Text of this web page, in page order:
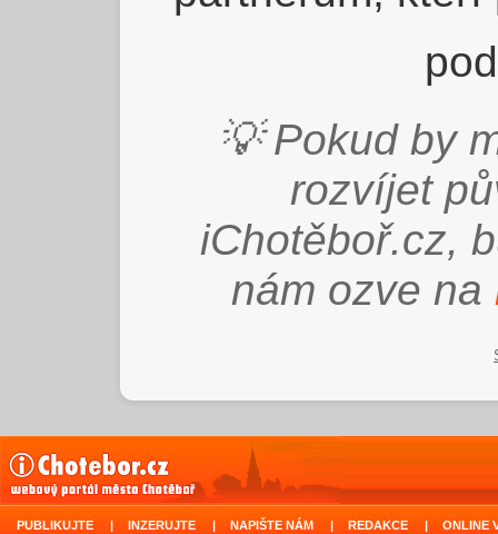
💡 Pokud by
rozvíjet
iChotěboř.cz,
nám ozve na
PUBLIKUJTE | INZERUJTE | NAPIŠTE NÁM | REDAKCE | ONLINE